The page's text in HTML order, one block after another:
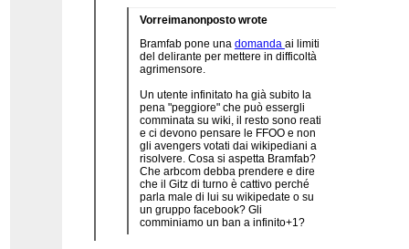
Vorreimanonposto wrote
Bramfab pone una domanda ai limiti
del delirante per mettere in difficoltà
agrimensore.
Un utente infinitato ha già subito la
pena "peggiore" che può essergli
comminata su wiki, il resto sono reati
e ci devono pensare le FFOO e non
gli avengers votati dai wikipediani a
risolvere. Cosa si aspetta Bramfab?
Che arbcom debba prendere e dire
che il Gitz di turno è cattivo perché
parla male di lui su wikipedate o su
un gruppo facebook? Gli
comminiamo un ban a infinito+1?